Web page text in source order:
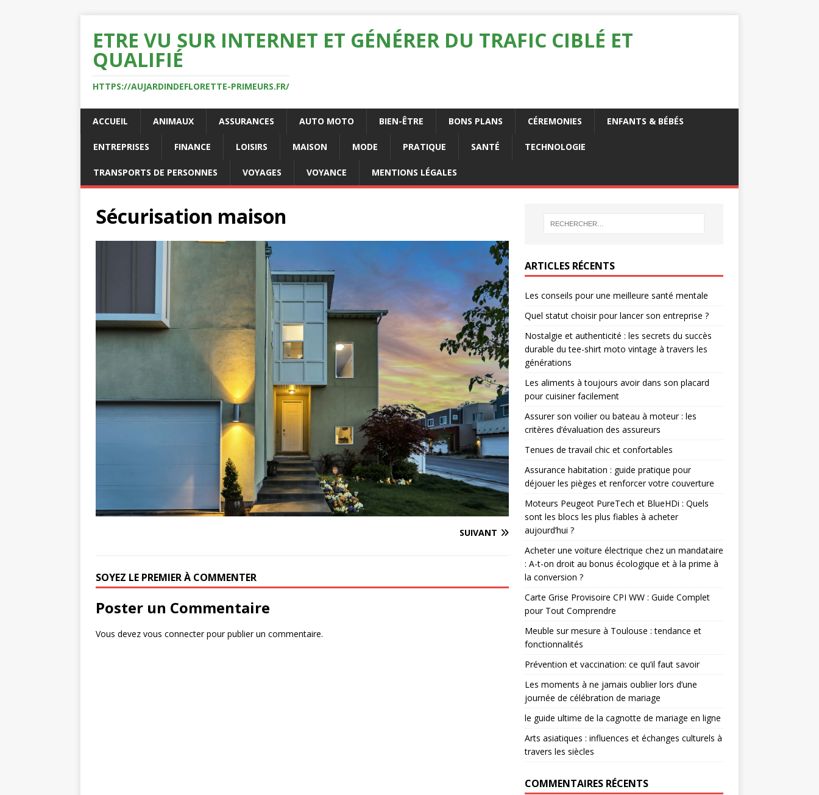
ETRE VU SUR INTERNET ET GÉNÉRER DU TRAFIC CIBLÉ ET
QUALIFIÉ
HTTPS://AUJARDINDEFLORETTE-PRIMEURS.FR/
ACCUEIL ANIMAUX ASSURANCES AUTO MOTO BIEN-ÊTRE BONS PLANS CÉREMONIES ENFANTS & BÉBÉS
ENTREPRISES FINANCE LOISIRS MAISON MODE PRATIQUE SANTÉ TECHNOLOGIE
TRANSPORTS DE PERSONNES VOYAGES VOYANCE MENTIONS LÉGALES
Sécurisation maison
SUIVANT
SOYEZ LE PREMIER À COMMENTER
Poster un Commentaire
Vous devez vous connecterpour publier un commentaire.
ARTICLES RÉCENTS
Les conseils pour une meilleure santé mentale
Quel statut choisir pour lancer son entreprise ?
Nostalgie et authenticité : les secrets du succès
durable du tee-shirt moto vintage à travers les
générations
Les aliments à toujours avoir dans son placard
pour cuisiner facilement
Assurer son voilier ou bateau à moteur : les
critères d’évaluation des assureurs
Tenues de travail chic et confortables
Assurance habitation : guide pratique pour
déjouer les pièges et renforcer votre couverture
Moteurs Peugeot PureTech et BlueHDi : Quels
sont les blocs les plus fiables à acheter
aujourd’hui ?
Acheter une voiture électrique chez un mandataire
: A-t-on droit au bonus écologique et à la prime à
la conversion ?
Carte Grise Provisoire CPI WW : Guide Complet
pour Tout Comprendre
Meuble sur mesure à Toulouse : tendance et
fonctionnalités
Prévention et vaccination: ce qu’il faut savoir
Les moments à ne jamais oublier lors d’une
journée de célébration de mariage
le guide ultime de la cagnotte de mariage en ligne
Arts asiatiques : influences et échanges culturels à
travers les siècles
COMMENTAIRES RÉCENTS